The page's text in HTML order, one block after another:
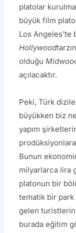
platolar
büyük film
Los Angeles’te
Hollywood
olduğu
açılacaktır.
Peki, Türk
büyükken biz
yapım
Bunun
milyarlarca lira
platonun bir
tematik bir park
gelen turistlerin
burada eğitim